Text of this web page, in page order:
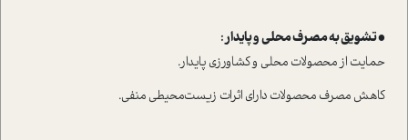
• تشویق به مصرف محلی و پایدار :
حمایت از محصولات محلی و کشاورزی پایدار.
کاهش مصرف محصولات دارای اثرات زیست‌محیطی منفی.